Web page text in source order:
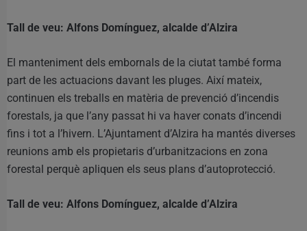
Tall de veu: Alfons Domínguez, alcalde d’Alzira
El manteniment dels embornals de la ciutat també forma
part de les actuacions davant les pluges. Així mateix,
continuen els treballs en matèria de prevenció d’incendis
forestals, ja que l’any passat hi va haver conats d’incendi
fins i tot a l’hivern. L’Ajuntament d’Alzira ha mantés diverses
reunions amb els propietaris d’urbanitzacions en zona
forestal perquè apliquen els seus plans d’autoprotecció.
Tall de veu: Alfons Domínguez, alcalde d’Alzira